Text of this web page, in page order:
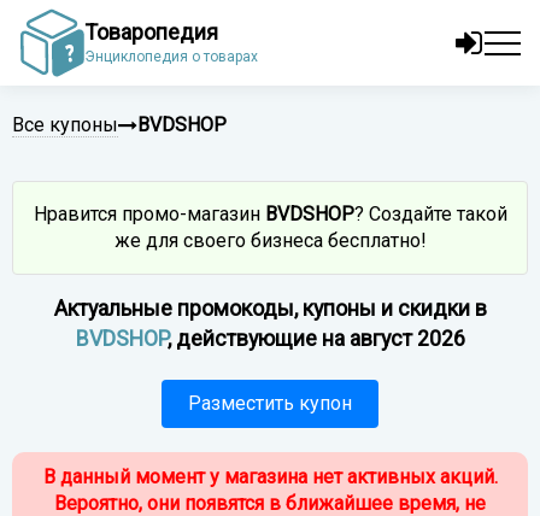
Товаропедия
Энциклопедия о товарах
Все купоны BVDSHOP
Актуальные промокоды, купоны и скидки в
BVDSHOP, действующие на август 2026
Разместить купон
В данный момент у магазина нет активных акций.
Вероятно, они появятся в ближайшее время, не
Нравится промо-магазин BVDSHOP? Создайте такой
же для своего бизнеса бесплатно!